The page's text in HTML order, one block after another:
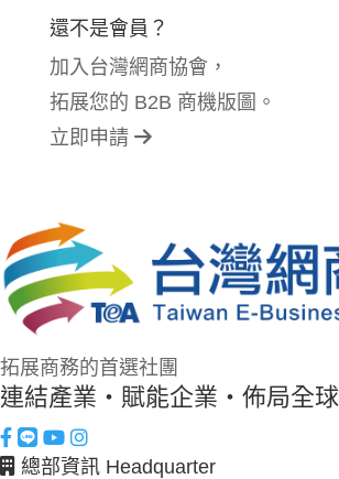
還不是會員？
加入台灣網商協會，
拓展您的 B2B 商機版圖。
立即申請
拓展商務的首選社團
連結產業・賦能企業・佈局全球
總部資訊 Headquarter